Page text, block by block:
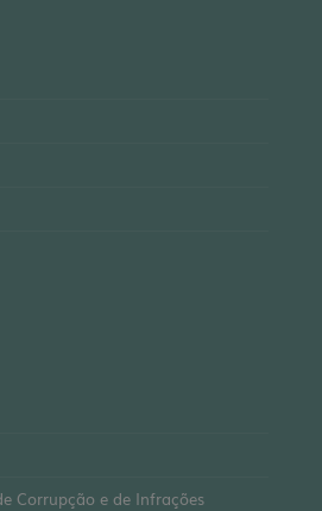
Corrupção e de Infrações